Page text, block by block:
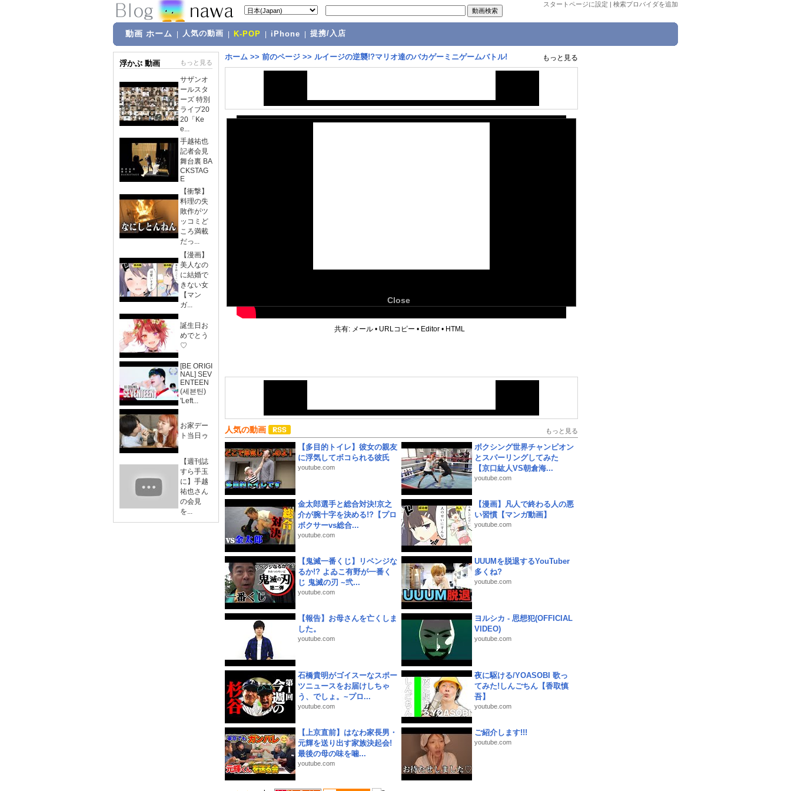
スタートページに設定 | 検索プロバイダを追加
動画 ホーム 人気の動画 K-POP iPhone 提携/入店
浮かぶ 動画 もっと見る
サザンオ
ールスタ
ーズ 特別
ライブ20
20「Ke
e...
手越祐也
記者会見
舞台裏 BA
CKSTAG
E
【衝撃】
料理の失
敗作がツ
ッコミど
ころ満載
だっ...
【漫画】
美人なの
に結婚で
きない女
【マン
ガ...
誕生日お
めでとう
♡
[BE ORIGI
NAL] SEV
ENTEEN
(세븐틴)
'Left...
お家デー
ト当日ゥ
【週刊誌
すら手玉
に】手越
祐也さん
の会見
を...
ホーム >> 前のページ >> ルイージの逆襲!?マリオ達のバカゲーミニゲームバトル! もっと見る
Close
共有: メール • URLコピー • Editor • HTML
人気の動画 もっと見る
【多目的トイレ】彼女の親友
に浮気してボコられる彼氏
youtube.com
ボクシング世界チャンピオン
とスパーリングしてみた
【京口紘人VS朝倉海...
youtube.com
金太郎選手と総合対決!京之
介が腕十字を決める!?【プロ
ボクサーvs総合...
youtube.com
【漫画】凡人で終わる人の悪
い習慣【マンガ動画】
youtube.com
【鬼滅一番くじ】リベンジな
るか!? よゐこ有野が一番く
じ 鬼滅の刃 ~弐...
youtube.com
UUUMを脱退するYouTuber
多くね?
youtube.com
【報告】お母さんを亡くしま
した。
youtube.com
ヨルシカ - 思想犯(OFFICIAL
VIDEO)
youtube.com
石橋貴明がゴイスーなスポー
ツニュースをお届けしちゃ
う、でしょ。~プロ...
youtube.com
夜に駆ける/YOASOBI 歌っ
てみた!しんごちん【香取慎
吾】
youtube.com
【上京直前】はなわ家長男・
元輝を送り出す家族決起会!
最後の母の味を噛...
youtube.com
ご紹介します!!!
youtube.com